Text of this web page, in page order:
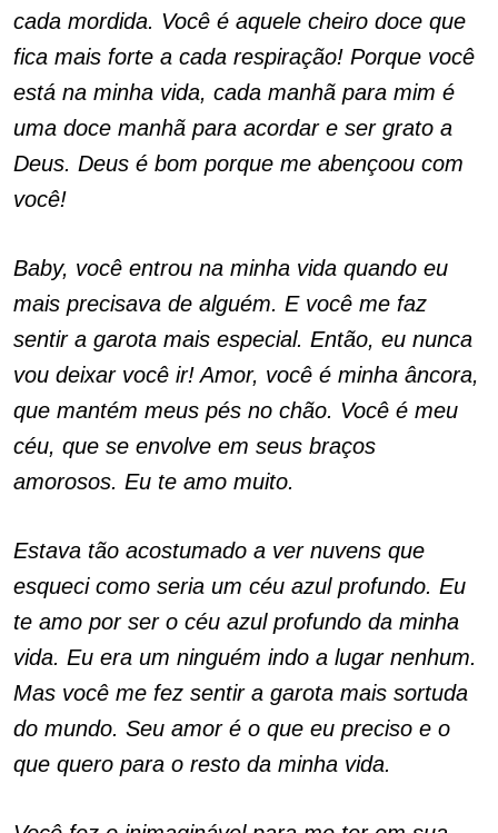
cada mordida. Você é aquele cheiro doce que
fica mais forte a cada respiração! Porque você
está na minha vida, cada manhã para mim é
uma doce manhã para acordar e ser grato a
Deus. Deus é bom porque me abençoou com
você!
Baby, você entrou na minha vida quando eu
mais precisava de alguém. E você me faz
sentir a garota mais especial. Então, eu nunca
vou deixar você ir! Amor, você é minha âncora,
que mantém meus pés no chão. Você é meu
céu, que se envolve em seus braços
amorosos. Eu te amo muito.
Estava tão acostumado a ver nuvens que
esqueci como seria um céu azul profundo. Eu
te amo por ser o céu azul profundo da minha
vida. Eu era um ninguém indo a lugar nenhum.
Mas você me fez sentir a garota mais sortuda
do mundo. Seu amor é o que eu preciso e o
que quero para o resto da minha vida.